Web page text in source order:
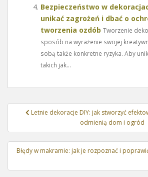
Bezpieczeństwo w
unikać zagrożeń i dbać o
tworzenia ozdób Tworzenie
sposób na wyrażenie swojej
sobą także konkretne ryzyka. Aby
takich jak...
Nawigacja
Letnie dekoracje DIY: jak stworzyć
odmienią dom i ogród
Błędy w makramie: jak je rozpoznać i